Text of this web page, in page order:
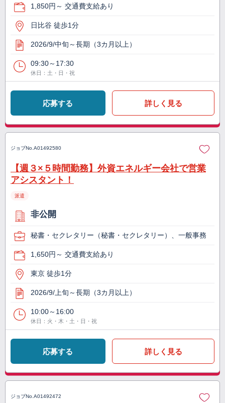
1,850円～ 交通費支給あり
日比谷 徒歩1分
2026/9/中旬～長期（3カ月以上）
09:30～17:30
休日：土・日・祝
応募する 詳しく見る
ジョブNo. A01492580
【週３×５時間勤務】外資エネルギー会社で営業
アシスタント！
派遣
非公開
秘書・セクレタリー（秘書・セクレタリー）、一般事務
1,650円～ 交通費支給あり
東京 徒歩1分
2026/9/上旬～長期（3カ月以上）
10:00～16:00
休日：火・木・土・日・祝
応募する 詳しく見る
ジョブNo. A01492472